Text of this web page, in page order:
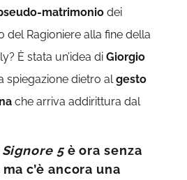
matrimonio dei
del Ragioniere alla fine della
È stata un’idea diGiorgio
spiegazione dietro algesto
che arriva addirittura dal
5è ora senza
c’è ancora una